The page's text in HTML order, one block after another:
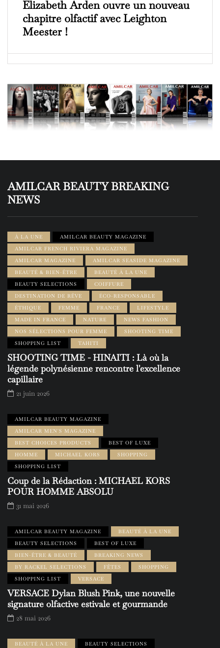
Elizabeth Arden ouvre un nouveau
chapitre olfactif avec Leighton
Meester !
AMILCAR BEAUTY BREAKING
NEWS
À LA UNE
AMILCAR BEAUTY MAGAZINE
AMILCAR FRENCH RIVIERA MAGAZINE
AMILCAR MAGAZINE
AMILCAR SEASIDE MAGAZINE
BEAUTÉ & BIEN-ÊTRE
BEAUTÉ À LA UNE
BEAUTY SELECTIONS
COIFFURE
DESTINATION DE RÊVE
ÉCO-RESPONSABLE
ÉTHIQUE
FEMME FRANCE
LIFESTYLE
MADE IN FRANCE
NATURE
NEWS FASHION
NOS SÉLECTIONS POUR FEMME
SHOOTING TIME
SHOPPING LIST
TAHITI
SHOOTING TIME - HINAITI : Là où la
légende polynésienne rencontre l'excellence
capillaire
21 juin 2026
AMILCAR BEAUTY MAGAZINE
AMILCAR MEN'S MAGAZINE
BEST CHOICES PRODUCTS
BEST OF LUXE
HOMME
MICHAEL KORS
SHOPPING
SHOPPING LIST
Coup de la Rédaction : MICHAEL KORS
POUR HOMME ABSOLU
31 mai 2026
AMILCAR BEAUTY MAGAZINE
BEAUTÉ À LA UNE
BEAUTY SELECTIONS
BEST OF LUXE
BIEN-ÊTRE & BEAUTÉ
BREAKING NEWS
BY RACKEL SELECTIONS
FÊTES
SHOPPING
SHOPPING LIST
VERSACE
VERSACE Dylan Blush Pink, une nouvelle
signature olfactive estivale et gourmande
28 mai 2026
BEAUTÉ À LA UNE
BEAUTY SELECTIONS